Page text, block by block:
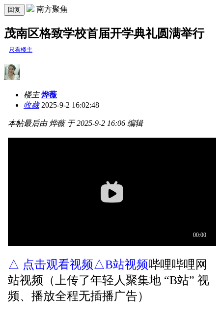
回复 南方聚焦
茂南区格致学校首届开学典礼圆满举行
只看楼主
楼主 烨薇
收藏2025-9-2 16:02:48
本帖最后由 烨薇 于 2025-9-2 16:06 编辑
△ 点击观看视频△B站视频哔哩哔哩网
站视频 （上传了年轻人聚集地 “B站” 视
频、播放全程无插播广告）